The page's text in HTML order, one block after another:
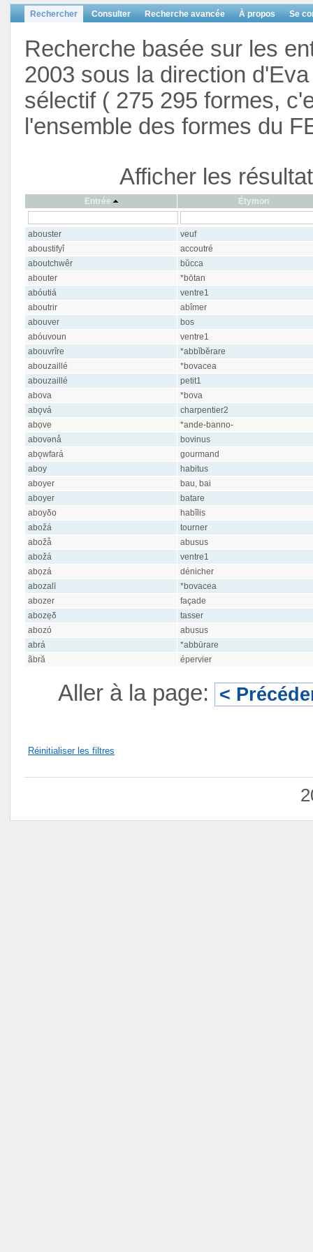
Rechercher Consulter Recherche avancée À propos Se
Recherche basée sur les
2003 sous la direction
sélectif ( 275 295 formes,
l'ensemble des formes du
Afficher les
Entrée Étymon
abouster
veuf
aboustifyî
accoutré
aboutchwêr
bŭcca
abouter
*bōtan
abóutiá
ventre1
aboutrir
abîmer
abouver
bos
abóuvoun
ventre1
abouvrîre
*abbĭbĕrare
abouzaillé
*bovacea
abouzaillé
petit1
abova
*bova
abǫvá
charpentier2
abọve
*ande-banno-
abovənå
bovinus
abǫwfará
gourmand
aboy
habitus
aboyer
bau, bai
aboyer
batare
aboyδo
habĭlis
abožá
tourner
abožå
abusus
abožá
ventre1
abọzá
dénicher
abozalī
*bovacea
abozer
façade
abozẹδ
tasser
abozó
abusus
abrá
*abbūrare
ãbră
épervier
Aller à la page: <
Réinitialiser les filtres